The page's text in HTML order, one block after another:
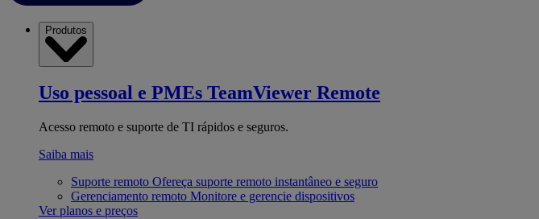
Produtos
Uso pessoal e PMEs TeamViewer Remote
Acesso remoto e suporte de TI rápidos e seguros.
Saiba mais
Suporte remoto Ofereça suporte remoto instantâneo e seguro
Gerenciamento remoto Monitore e gerencie dispositivos
Ver planos e preços